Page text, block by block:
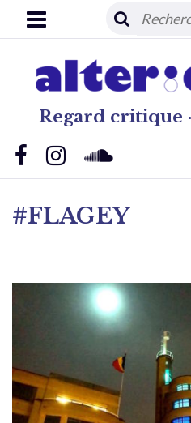
Regard critique
#FLAGEY